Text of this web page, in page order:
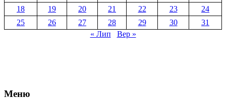
18
19 20 21 22 23
24
25
26 27 28 29 30
31
« Лип
Вер »
Меню